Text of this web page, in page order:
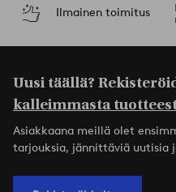
Ilmainen toimitus
Uusi täällä?
kalleimmasta
Asiakkaana meillä olet
tarjouksia, jännittäviä uutisia